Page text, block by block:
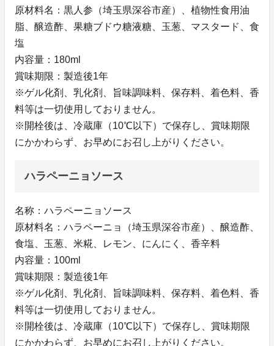
原材料名：黒人参（埼玉県深谷市産）、植物性食用油
脂、醸造酢、果糖ブドウ糖液糖、玉葱、マスタード、食
塩
内容量：180ml
賞味期限：製造後1年
※ゲル化剤、乳化剤、旨味調味料、保存料、着色料、香
料等は一切使用しておりません。
※開栓後は、冷蔵庫（10℃以下）で保存し、賞味期限
にかかわらず、お早めにお召し上がりください。
ハラペーニョソース
名称：ハラペーニョソース
原材料名：ハラペーニョ（埼玉県深谷市産）、醸造酢、
食塩、玉葱、米糀、レモン、にんにく、香辛料
内容量：100ml
賞味期限：製造後1年
※ゲル化剤、乳化剤、旨味調味料、保存料、着色料、香
料等は一切使用しておりません。
※開栓後は、冷蔵庫（10℃以下）で保存し、賞味期限
にかかわらず、お早めにお召し上がりください。